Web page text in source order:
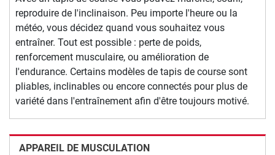
reproduire de l'inclinaison. Peu importe l'heure ou la
météo, vous décidez quand vous souhaitez vous
entraîner. Tout est possible : perte de poids,
renforcement musculaire, ou amélioration de
l'endurance. Certains modèles de tapis de course sont
pliables, inclinables ou encore connectés pour plus de
variété dans l'entraînement afin d'être toujours motivé.
APPAREIL DE MUSCULATION